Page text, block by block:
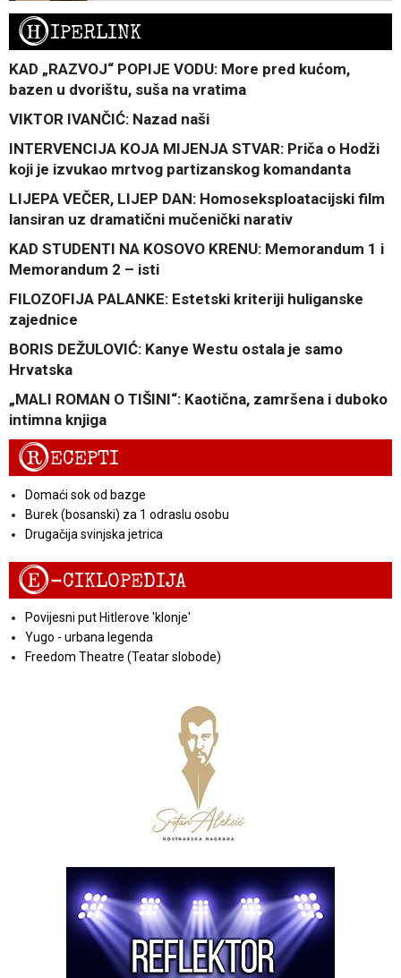
HIPERLINK
KAD „RAZVOJ“ POPIJE VODU: More pred kućom,
bazen u dvorištu, suša na vratima
VIKTOR IVANČIĆ: Nazad naši
INTERVENCIJA KOJA MIJENJA STVAR: Priča o Hodži
koji je izvukao mrtvog partizanskog komandanta
LIJEPA VEČER, LIJEP DAN: Homoseksploatacijski film
lansiran uz dramatični mučenički narativ
KAD STUDENTI NA KOSOVO KRENU: Memorandum 1 i
Memorandum 2 – isti
FILOZOFIJA PALANKE: Estetski kriteriji huliganske
zajednice
BORIS DEŽULOVIĆ: Kanye Westu ostala je samo
Hrvatska
„MALI ROMAN O TIŠINI“: Kaotična, zamršena i duboko
intimna knjiga
RECEPTI
Domaći sok od bazge
Burek (bosanski) za 1 odraslu osobu
Drugačija svinjska jetrica
E-CIKLOPEDIJA
Povijesni put Hitlerove 'klonje'
Yugo - urbana legenda
Freedom Theatre (Teatar slobode)